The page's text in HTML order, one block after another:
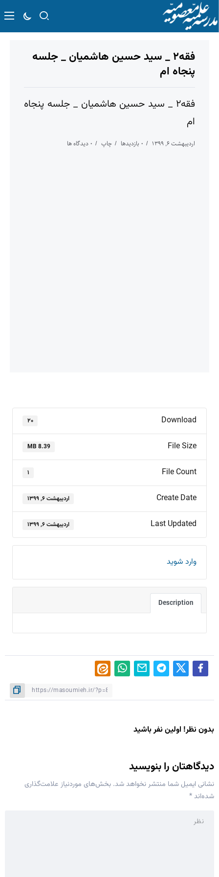
فقه۲ _ سید حسین هاشمیان _ جلسه
پنجاه ام
فقه۲ _ سید حسین هاشمیان _ جلسه پنجاه
ام
اردیبهشت ۶, ۱۳۹۹ ۰ بازدیدها چاپ ۰ دیدگاه ها
Download ۲۰
File Size
8.39 MB
File Count ۱
Create Date اردیبهشت ۶, ۱۳۹۹
Last Updated اردیبهشت ۶, ۱۳۹۹
وارد شوید
Description
بدون نظر! اولین نفر باشید
دیدگاهتان را بنویسید
نشانی ایمیل شما منتشر نخواهد شد. بخش‌های موردنیاز علامت‌گذاری
شده‌اند*